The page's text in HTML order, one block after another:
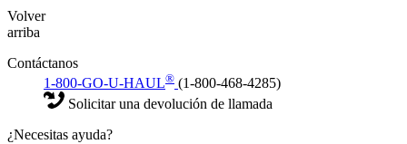
Volver
arriba
Contáctanos
1-800-GO-U-HAUL® (1-800-468-4285)
Solicitar una devolución de llamada
¿Necesitas ayuda?